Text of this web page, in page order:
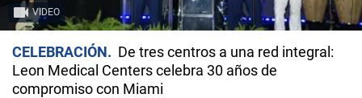
VIDEO
CELEBRACIÓN
De tres centros a una red integral:
Leon Medical Centers celebra 30 años de
compromiso con Miami